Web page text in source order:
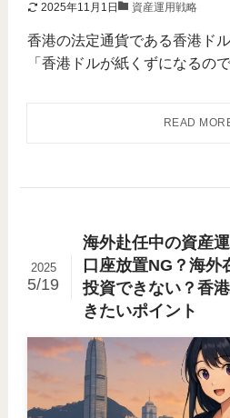
2025年11月1日 資産運用戦略
香港の法定通貨である香港ド
「香港ドルが紙くずになるの
海外赴任中の資産
口座放置NG？海
投資できない？香
きたいポイント
2025
5/19